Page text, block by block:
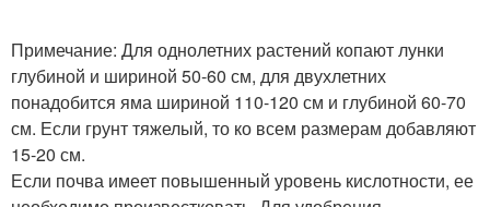
Примечание: Для однолетних растений копают лунки
глубиной и шириной 50-60 см, для двухлетних
понадобится яма шириной 110-120 см и глубиной 60-70
см. Если грунт тяжелый, то ко всем размерам добавляют
15-20 см.
Если почва имеет повышенный уровень кислотности, ее